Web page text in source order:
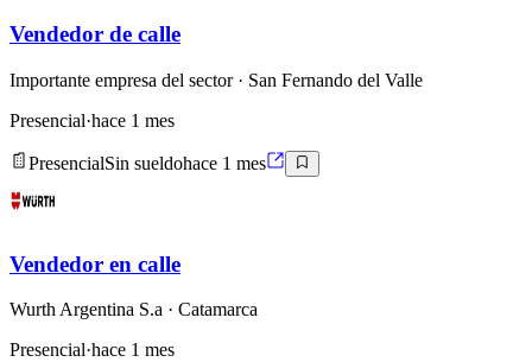
Vendedor de calle
Importante empresa del sector· San Fernando del Valle
Presencial·hace 1 mes
PresencialSin sueldohace 1 mes
Vendedor en calle
Wurth Argentina S.a · Catamarca
Presencial·hace 1 mes